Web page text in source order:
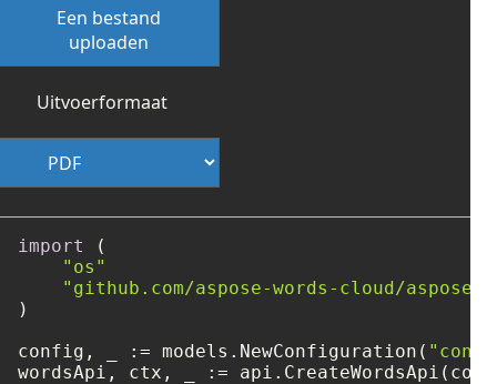
Een bestand
uploaden
Uitvoerformaat
import
(
"os"
"github.com/aspose-words-cloud/
)
config, _ := models.NewConfiguration(
wordsApi, ctx, _ :=